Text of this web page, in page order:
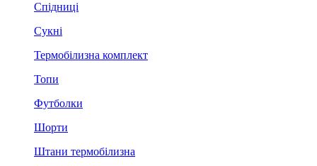
Спідниці
Сукні
Термобілизна комплект
Топи
Футболки
Шорти
Штани термобілизна